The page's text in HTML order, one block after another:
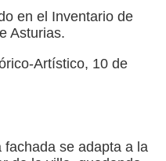
en el Inventario de
Asturias.
Artístico, 10 de
se adapta a la